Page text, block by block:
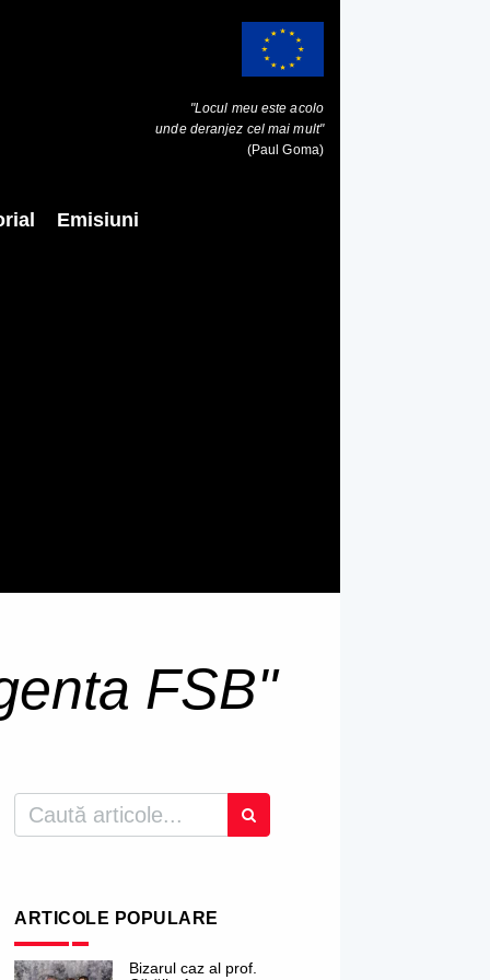
"Locul meu este acolo
unde deranjez cel mai mult"
(Paul Goma)
Emisiuni
FSB"
ARTICOLE POPULARE
Bizarul caz al prof.